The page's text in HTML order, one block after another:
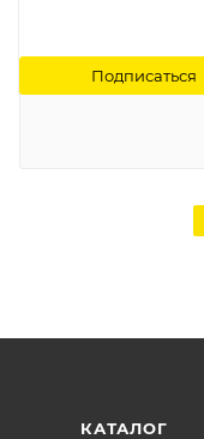
Подписаться
КАТАЛОГ